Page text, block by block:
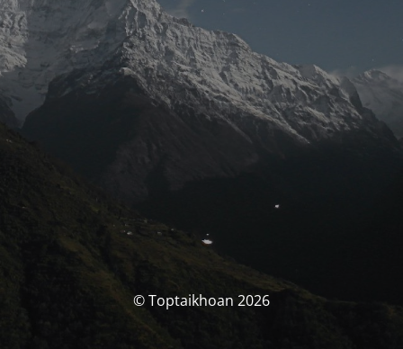
© Toptaikhoan 2026